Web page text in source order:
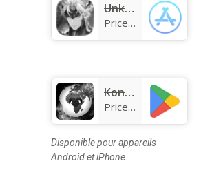
Unknown app
Price:Free
KongoLisolo
Price:Free
Disponible pour appareils
Android et iPhone.